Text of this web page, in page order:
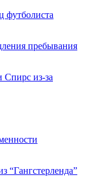
футболиста
пребывания
Спирс из-за
“Гангстерленда”